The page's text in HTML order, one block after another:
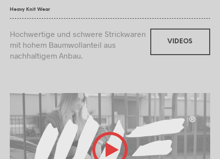
Heavy Knit Wear
Hochwertige und schwere Strickwaren
mit hohem Baumwollanteil aus
nachhaltigem Anbau.
VIDEOS